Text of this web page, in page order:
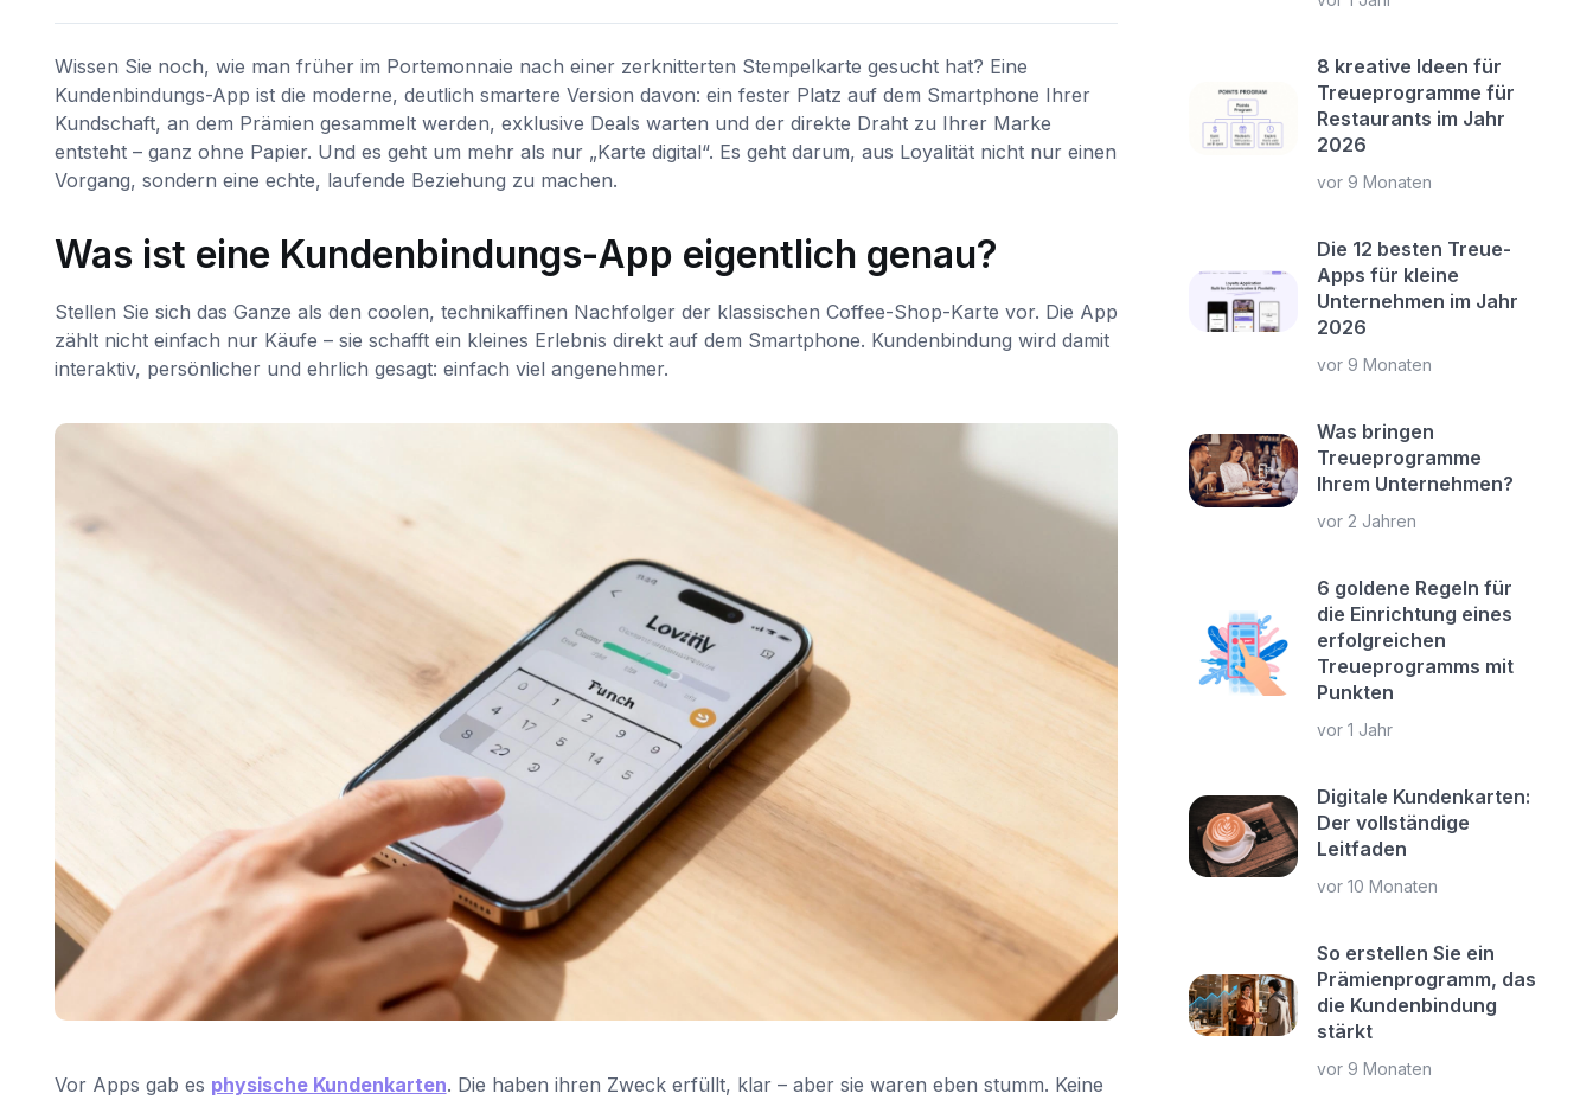
Wissen Sie noch, wie man früher im Portemonnaie nach einer zerknitterten Stempelkarte gesucht hat? Eine
Kundenbindungs-App ist die moderne, deutlich smartere Version davon: ein fester Platz auf dem Smartphone Ihrer
Kundschaft, an dem Prämien gesammelt werden, exklusive Deals warten und der direkte Draht zu Ihrer Marke
entsteht – ganz ohne Papier. Und es geht um mehr als nur „Karte digital“. Es geht darum, aus Loyalität nicht nur einen
Vorgang, sondern eine echte, laufende Beziehung zu machen.
Was ist eine Kundenbindungs-App eigentlich genau?
Stellen Sie sich das Ganze als den coolen, technikaffinen Nachfolger der klassischen Coffee-Shop-Karte vor. Die App
zählt nicht einfach nur Käufe – sie schafft ein kleines Erlebnis direkt auf dem Smartphone. Kundenbindung wird damit
interaktiv, persönlicher und ehrlich gesagt: einfach viel angenehmer.
Vor Apps gab es physische Kundenkarten. Die haben ihren Zweck erfüllt, klar – aber sie waren eben stumm. Keine
8 kreative Ideen für
Treueprogramme für
Restaurants im Jahr
2026
vor 9 Monaten
Die 12 besten Treue-
Apps für kleine
Unternehmen im Jahr
2026
vor 9 Monaten
Was bringen
Treueprogramme
Ihrem Unternehmen?
vor 2 Jahren
6 goldene Regeln für
die Einrichtung eines
erfolgreichen
Treueprogramms mit
Punkten
vor 1 Jahr
Digitale Kundenkarten:
Der vollständige
Leitfaden
vor 10 Monaten
So erstellen Sie ein
Prämienprogramm, das
die Kundenbindung
stärkt
vor 9 Monaten